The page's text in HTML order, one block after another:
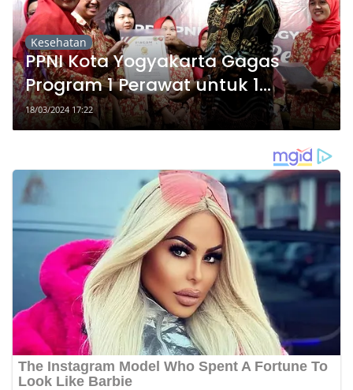
Kesehatan
PPNI Kota Yogyakarta Gagas
Program 1 Perawat untuk 1
Kampung, Singgih Raharjo: Ide
Bagus
18/03/2024 17:22